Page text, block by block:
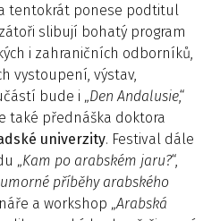
tentokrát ponese podtitul
slibují bohatý program
i zahraničních odborníků,
vystoupení, výstav,
bude i „Den Andalusie,“
také přednáška doktora
univerzity. Festival dále
„Kam po arabském jaru?“,
příběhy arabského
a workshop „Arabská